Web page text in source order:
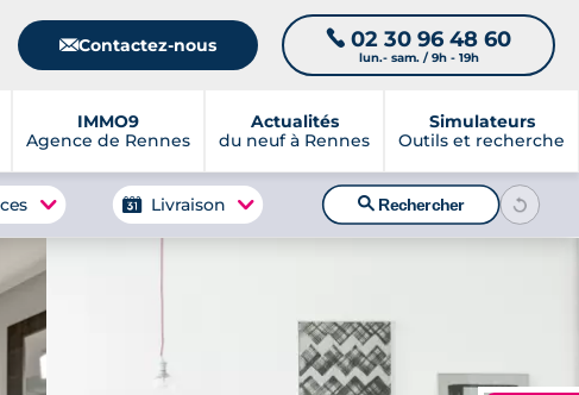
📧Contactez-nous 📞 02 30 96 48 60
lun.- sam. / 9h - 19h
IMMO9
Agence de Rennes
Actualités
du neuf à Rennes
Simulateurs
Outils et recherche
Livraison 🔍Rechercher